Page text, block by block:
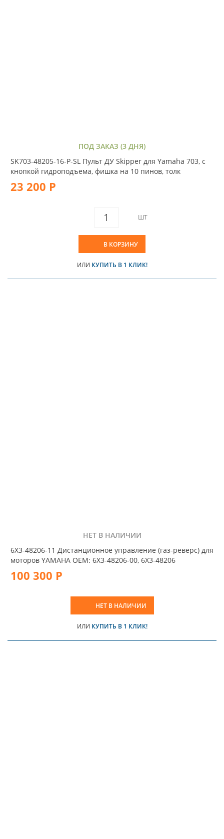
ПОД ЗАКАЗ (3 ДНЯ)
SK703-48205-16-P-SL Пульт ДУ Skipper для Yamaha 703, с
кнопкой гидроподъема, фишка на 10 пинов, толк
23 200 Р
ШТ
В КОРЗИНУ
ИЛИ КУПИТЬ В 1 КЛИК!
НЕТ В НАЛИЧИИ
6X3-48206-11 Дистанционное управление (газ-реверс) для
моторов YAMAHA OEM: 6X3-48206-00, 6X3-48206
100 300 Р
НЕТ В НАЛИЧИИ
ИЛИ КУПИТЬ В 1 КЛИК!